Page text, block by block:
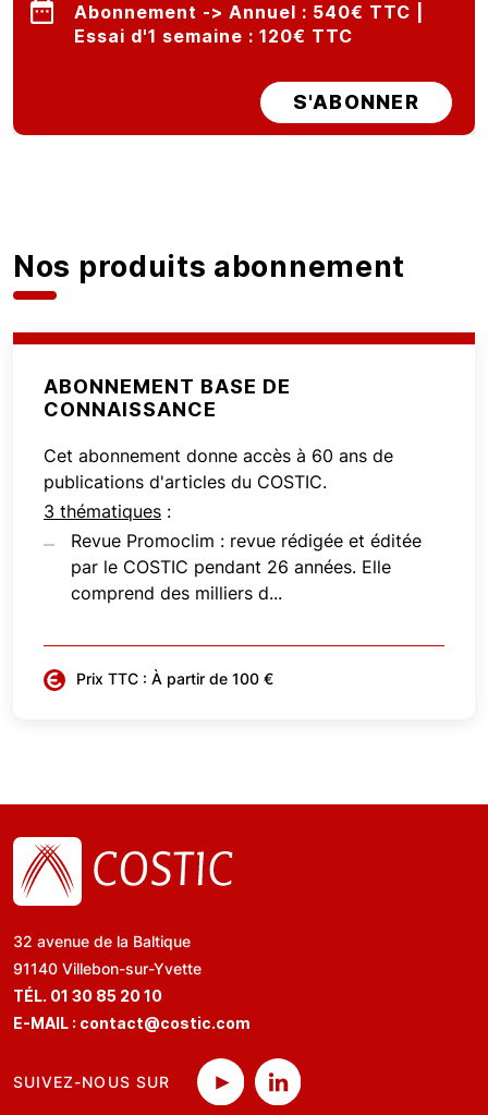
Abonnement -> Annuel : 540€ TTC |
Essai d'1 semaine : 120€ TTC
S'ABONNER
Nos produits abonnement
ABONNEMENT BASE DE
CONNAISSANCE
Cet abonnement donne accès à 60 ans de
publications d'articles du COSTIC.
3 thématiques :
Revue Promoclim : revue rédigée et éditée
par le COSTIC pendant 26 années. Elle
comprend des milliers d...
Prix TTC : À partir de 100 €
32 avenue de la Baltique
91140 Villebon-sur-Yvette
TÉL. 01 30 85 20 10
E-MAIL : contact@costic.com
SUIVEZ-NOUS SUR